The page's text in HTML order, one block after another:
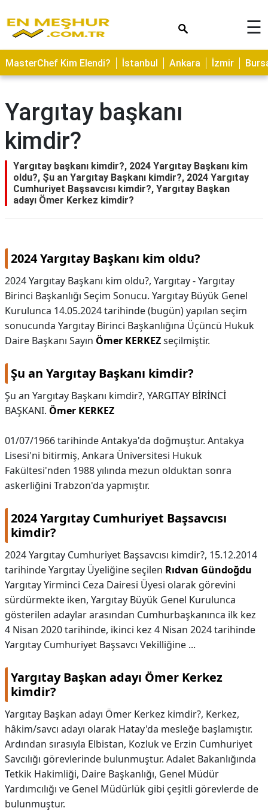
ASTROLOJİ
SAĞLIK
TARİFLERİ
GEZİLECEK
YERLER
CİLT
BAKIMI
NEDİR
HAMİLELİK
KAPLICALAR
İLETİŞİM
☰
MasterChef Kim Elendi? İstanbul Ankara İzmir
Yargıtay başkanı
kimdir?
Yargıtay başkanı kimdir?, 2024 Yargıtay Başkanı kim
oldu?, Şu an Yargıtay Başkanı kimdir?, 2024 Yargıtay
Cumhuriyet Başsavcısı kimdir?, Yargıtay Başkan
adayı Ömer Kerkez kimdir?
2024 Yargıtay Başkanı kim oldu?
2024 Yargıtay Başkanı kim oldu?, Yargıtay - Yargıtay
Birinci Başkanlığı Seçim Sonucu. Yargıtay Büyük Genel
Kurulunca 14.05.2024 tarihinde (bugün) yapılan seçim
sonucunda Yargıtay Birinci Başkanlığına Üçüncü Hukuk
Daire Başkanı Sayın Ömer KERKEZseçilmiştir.
Şu an Yargıtay Başkanı kimdir?
Şu an Yargıtay Başkanı kimdir?, YARGITAY BİRİNCİ
BAŞKANI. Ömer KERKEZ
01/07/1966 tarihinde Antakya'da doğmuştur. Antakya
Lisesi'ni bitirmiş, Ankara Üniversitesi Hukuk
Fakültesi'nden 1988 yılında mezun olduktan sonra
askerliğini Trabzon'da yapmıştır.
2024 Yargıtay Cumhuriyet Başsavcısı
kimdir?
2024 Yargıtay Cumhuriyet Başsavcısı kimdir?, 15.12.2014
tarihinde Yargıtay Üyeliğine seçilen Rıdvan Gündoğdu
Yargıtay Yirminci Ceza Dairesi Üyesi olarak görevini
sürdürmekte iken, Yargıtay Büyük Genel Kurulunca
gösterilen adaylar arasından Cumhurbaşkanınca ilk kez
4 Nisan 2020 tarihinde, ikinci kez 4 Nisan 2024 tarihinde
Yargıtay Cumhuriyet Başsavcı Vekilliğine ...
Yargıtay Başkan adayı Ömer Kerkez
kimdir?
Yargıtay Başkan adayı Ömer Kerkez kimdir?, Kerkez,
hâkim/savcı adayı olarak Hatay'da mesleğe başlamıştır.
Ardından sırasıyla Elbistan, Kozluk ve Erzin Cumhuriyet
Savcılığı görevlerinde bulunmuştur. Adalet Bakanlığında
Tetkik Hakimliği, Daire Başkanlığı, Genel Müdür
Yardımcılığı ve Genel Müdürlük gibi çeşitli görevlerde de
bulunmuştur.